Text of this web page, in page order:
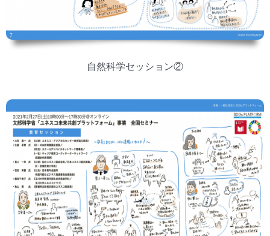
自然科学セッション②